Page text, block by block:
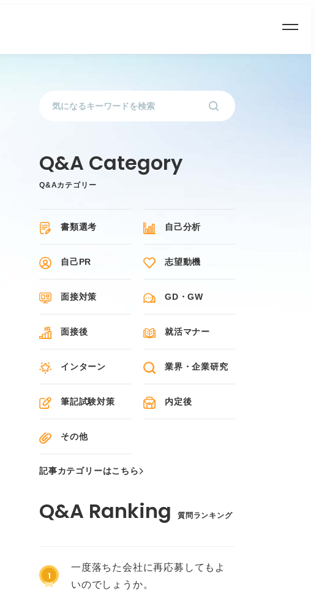
Q&Aカテゴリー
書類選考 自己分析
自己PR 志望動機
面接対策 GD・GW
面接後 就活マナー
インターン 業界・企業研究
筆記試験対策 内定後
その他
記事カテゴリーはこちら
質問ランキング
1
一度落ちた会社に再応募してもよ
いのでしょうか。